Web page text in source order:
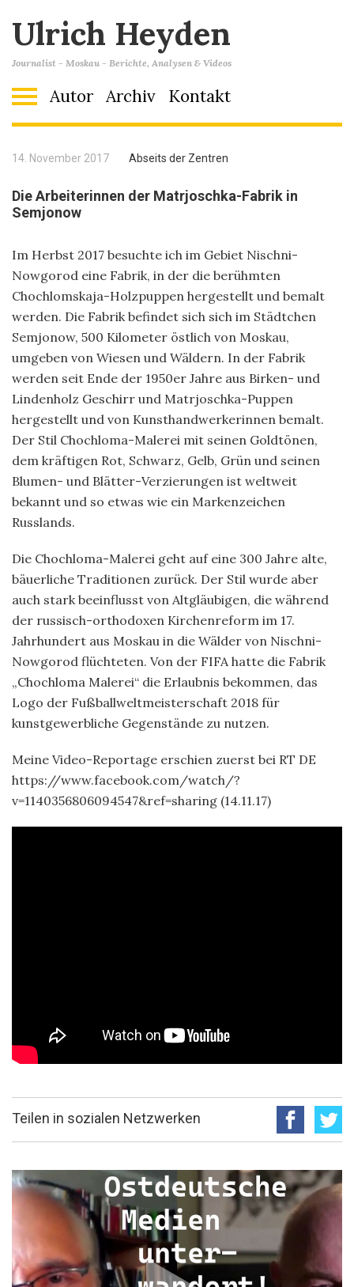
Ulrich Heyden
Journalist - Moskau - Berichte, Analysen & Videos
Autor Archiv Kontakt
14. November 2017 Abseits der Zentren
Die Arbeiterinnen der Matrjoschka-Fabrik in
Semjonow
Im Herbst 2017 besuchte ich im Gebiet Nischni-
Nowgorod eine Fabrik, in der die berühmten
Chochlomskaja-Holzpuppen hergestellt und bemalt
werden. Die Fabrik befindet sich sich im Städtchen
Semjonow, 500 Kilometer östlich von Moskau,
umgeben von Wiesen und Wäldern. In der Fabrik
werden seit Ende der 1950er Jahre aus Birken- und
Lindenholz Geschirr und Matrjoschka-Puppen
hergestellt und von Kunsthandwerkerinnen bemalt.
Der Stil Chochloma-Malerei mit seinen Goldtönen,
dem kräftigen Rot, Schwarz, Gelb, Grün und seinen
Blumen- und Blätter-Verzierungen ist weltweit
bekannt und so etwas wie ein Markenzeichen
Russlands.
Die Chochloma-Malerei geht auf eine 300 Jahre alte,
bäuerliche Traditionen zurück. Der Stil wurde aber
auch stark beeinflusst von Altgläubigen, die während
der russisch-orthodoxen Kirchenreform im 17.
Jahrhundert aus Moskau in die Wälder von Nischni-
Nowgorod flüchteten. Von der FIFA hatte die Fabrik
„Chochloma Malerei“ die Erlaubnis bekommen, das
Logo der Fußballweltmeisterschaft 2018 für
kunstgewerbliche Gegenstände zu nutzen.
Meine Video-Reportage erschien zuerst bei RT DE
https://www.facebook.com/watch/?
v=1140356806094547&ref=sharing (14.11.17)
Teilen in sozialen Netzwerken